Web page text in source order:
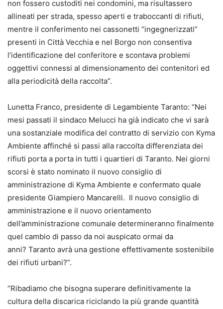
non fossero custoditi nei condomini, ma risultassero
allineati per strada, spesso aperti e traboccanti di rifiuti,
mentre il conferimento nei cassonetti “ingegnerizzati”
presenti in Città Vecchia e nel Borgo non consentiva
l’identificazione del conferitore e scontava problemi
oggettivi connessi al dimensionamento dei contenitori ed
alla periodicità della raccolta”.
Lunetta Franco, presidente di Legambiente Taranto: “Nei
mesi passati il sindaco Melucci ha già indicato che vi sarà
una sostanziale modifica del contratto di servizio con Kyma
Ambiente affinché si passi alla raccolta differenziata dei
rifiuti porta a porta in tutti i quartieri di Taranto. Nei giorni
scorsi è stato nominato il nuovo consiglio di
amministrazione di Kyma Ambiente e confermato quale
presidente Giampiero Mancarelli. Il nuovo consiglio di
amministrazione e il nuovo orientamento
dell’amministrazione comunale determineranno finalmente
quel cambio di passo da noi auspicato ormai da
anni? Taranto avrà una gestione effettivamente sostenibile
dei rifiuti urbani?”.
“Ribadiamo che bisogna superare definitivamente la
cultura della discarica riciclando la più grande quantità